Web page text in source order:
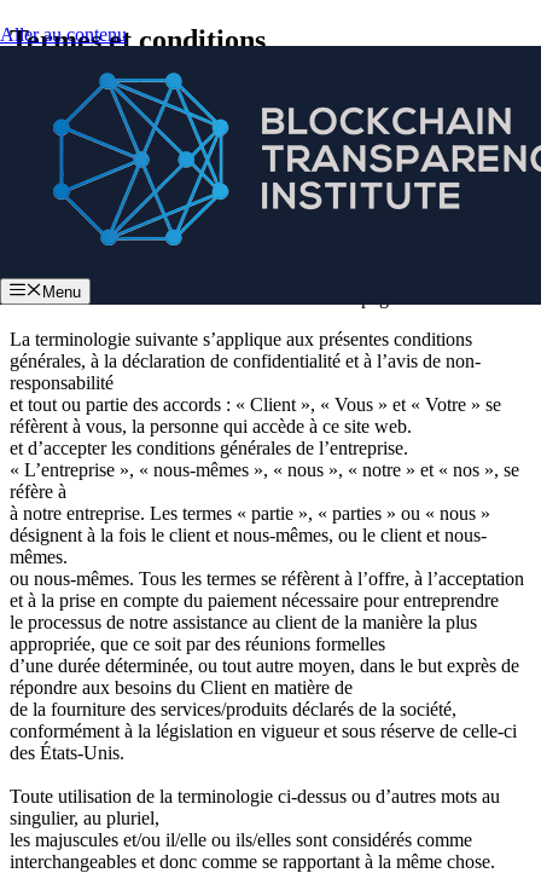
Aller au contenu
Menu
Termes et conditions
Bienvenue au BTI
Les présentes conditions générales définissent les règles d’utilisation
du site Web de BTI.
En accédant à ce site web, nous supposons que vous acceptez
l’intégralité de ces termes et conditions.
Ne continuez pas à utiliser le site Web de BTI si vous n’acceptez pas
tous les termes et conditions énoncés sur cette page.
La terminologie suivante s’applique aux présentes conditions
générales, à la déclaration de confidentialité et à l’avis de non-
responsabilité
et tout ou partie des accords : « Client », « Vous » et « Votre » se
réfèrent à vous, la personne qui accède à ce site web.
et d’accepter les conditions générales de l’entreprise.
« L’entreprise », « nous-mêmes », « nous », « notre » et « nos », se
réfère à
à notre entreprise. Les termes « partie », « parties » ou « nous »
désignent à la fois le client et nous-mêmes, ou le client et nous-
mêmes.
ou nous-mêmes. Tous les termes se réfèrent à l’offre, à l’acceptation
et à la prise en compte du paiement nécessaire pour entreprendre
le processus de notre assistance au client de la manière la plus
appropriée, que ce soit par des réunions formelles
d’une durée déterminée, ou tout autre moyen, dans le but exprès de
répondre aux besoins du Client en matière de
de la fourniture des services/produits déclarés de la société,
conformément à la législation en vigueur et sous réserve de celle-ci
des États-Unis.
Toute utilisation de la terminologie ci-dessus ou d’autres mots au
singulier, au pluriel,
les majuscules et/ou il/elle ou ils/elles sont considérés comme
interchangeables et donc comme se rapportant à la même chose.